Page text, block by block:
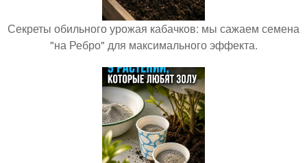
Секреты обильного урожая кабачков: мы сажаем семена
"на Ребро" для максимального эффекта.